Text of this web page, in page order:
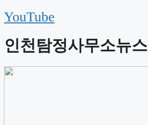
YouTube
인천탐정사무소뉴스